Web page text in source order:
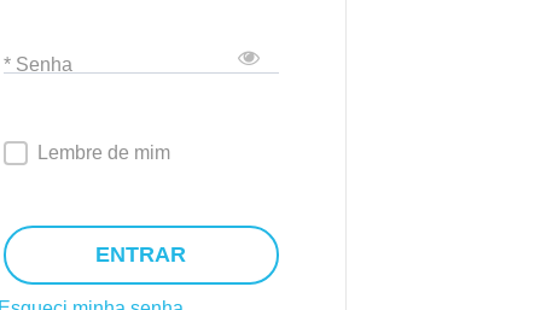
* Senha
Lembre de mim
ENTRAR